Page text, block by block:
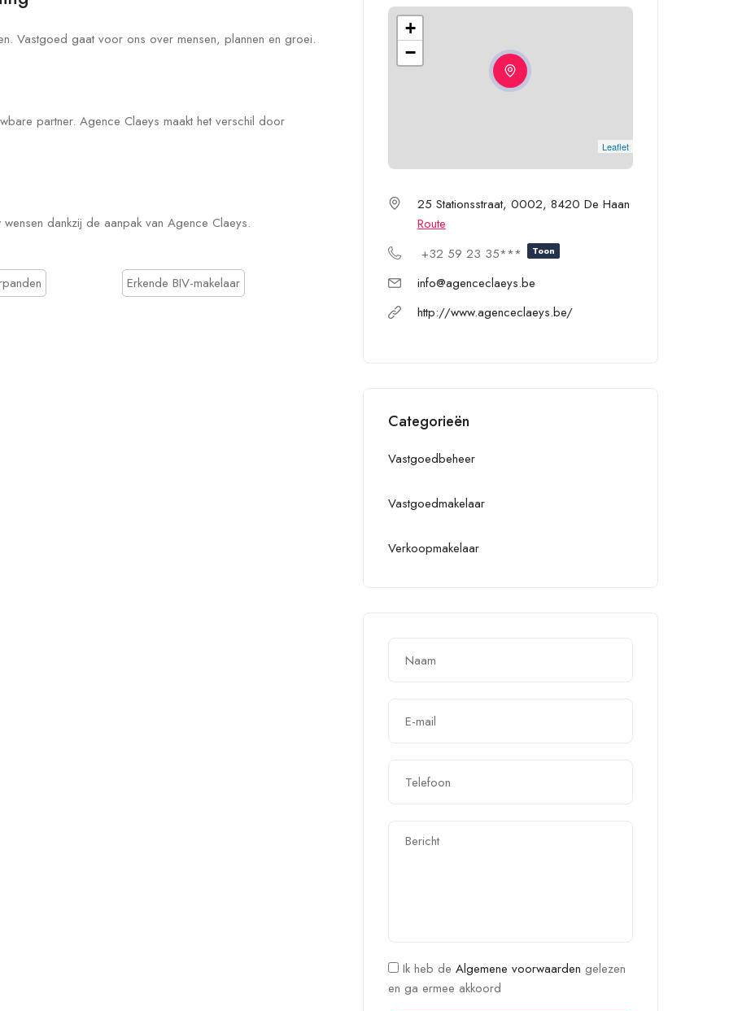
Vastgoed gaat voor ons over mensen, plannen en groei.
partner. Agence Claeys maakt het verschil door
dankzij de aanpak van Agence Claeys.
Erkende BIV-makelaar
+
−
Leaflet
25 Stationsstraat, 0002, 8420 De Haan
Route
+32 59 23 35***
Toon
info@agenceclaeys.be
http://www.agenceclaeys.be/
Categorieën
Vastgoedbeheer
Vastgoedmakelaar
Verkoopmakelaar
Ik heb de Algemene voorwaarden gelezen
en ga ermee akkoord